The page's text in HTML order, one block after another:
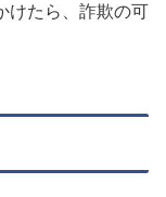
けたら、詐欺の可